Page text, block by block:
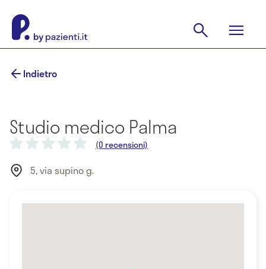
Indietro
Studio medico Palma
(0 recensioni)
5, via supino g.